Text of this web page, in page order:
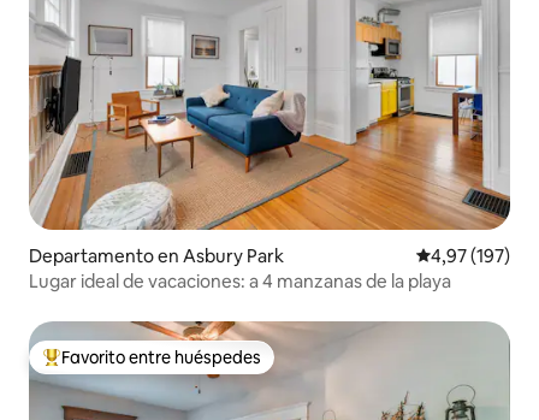
Departamento en Asbury Park Calificación
4,97 (197)
Lugar ideal de vacaciones: a 4 manzanas de la playa
Favorito entre los huéspedes más destacados
Favorito entre huéspedes